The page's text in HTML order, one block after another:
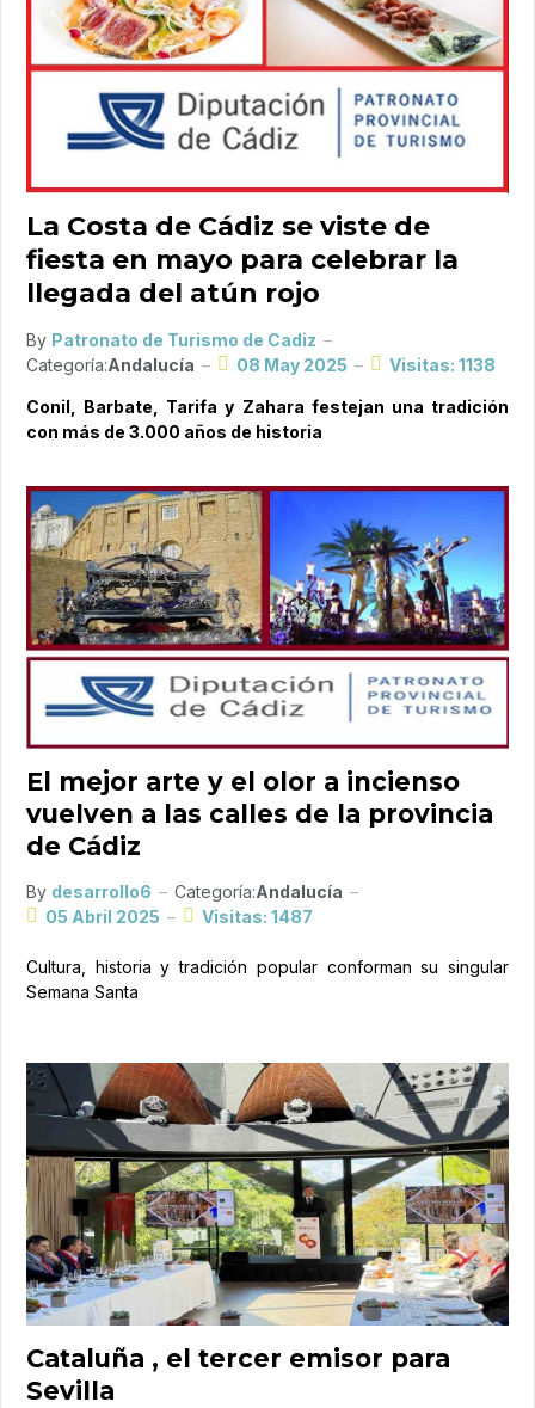
La Costa de Cádiz se viste de
fiesta en mayo para celebrar la
llegada del atún rojo
By Patronato de Turismo de Cadiz
Categoría:Andalucía 08 May 2025 Visitas: 1138
Conil, Barbate, Tarifa y Zahara festejan una tradición
con más de 3.000 años de historia
El mejor arte y el olor a incienso
vuelven a las calles de la provincia
de Cádiz
By desarrollo6 Categoría:Andalucía
05 Abril 2025
Visitas: 1487
Cultura, historia y tradición popular conforman su singular
Semana Santa
Cataluña , el tercer emisor para
Sevilla